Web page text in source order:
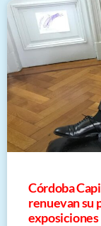
Córdoba
renuevan su
exposiciones